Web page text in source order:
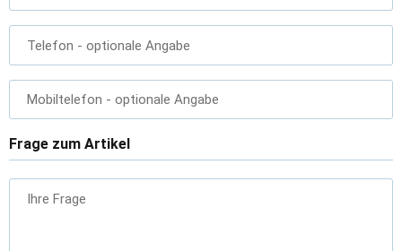
Telefon - optionale Angabe
Mobiltelefon - optionale Angabe
Frage zum Artikel
Ihre Frage